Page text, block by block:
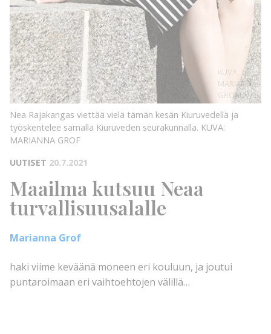
KUVA:
KUVA:
MARIANNA
GROF
Nea Rajakangas viettää vielä tämän kesän Kiuruvedellä ja
työskentelee samalla Kiuruveden seurakunnalla. KUVA:
MARIANNA GROF
UUTISET 20.7.2021
Maailma kutsuu Neaa
turvallisuusalalle
Marianna Grof
haki viime keväänä moneen eri kouluun, ja joutui
puntaroimaan eri vaihtoehtojen välillä…